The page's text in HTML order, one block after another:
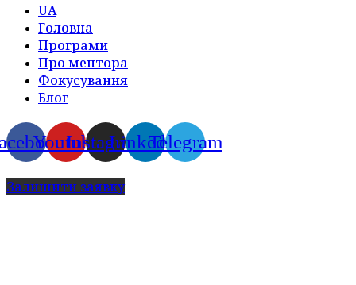
UA
Головна
Програми
Про ментора
Фокусування
Блог
YoutubeInstagramLinkedinTelegram
Залишити заявку